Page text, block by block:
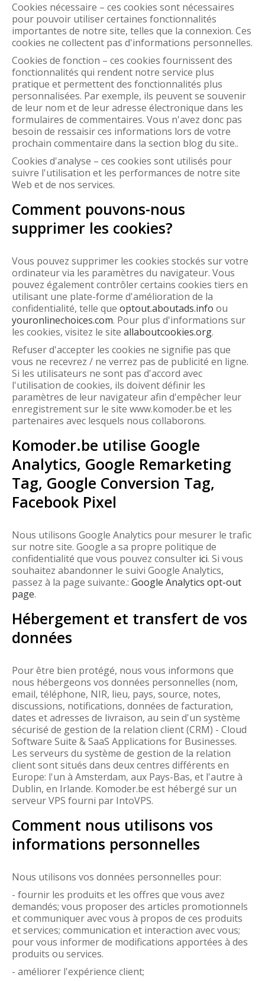
Cookies nécessaire – ces cookies sont nécessaires
pour pouvoir utiliser certaines fonctionnalités
importantes de notre site, telles que la connexion. Ces
cookies ne collectent pas d'informations personnelles.
Cookies de fonction – ces cookies fournissent des
fonctionnalités qui rendent notre service plus
pratique et permettent des fonctionnalités plus
personnalisées. Par exemple, ils peuvent se souvenir
de leur nom et de leur adresse électronique dans les
formulaires de commentaires. Vous n'avez donc pas
besoin de ressaisir ces informations lors de votre
prochain commentaire dans la section blog du site..
Cookies d'analyse – ces cookies sont utilisés pour
suivre l'utilisation et les performances de notre site
Web et de nos services.
Comment pouvons-nous
supprimer les cookies?
Vous pouvez supprimer les cookies stockés sur votre
ordinateur via les paramètres du navigateur. Vous
pouvez également contrôler certains cookies tiers en
utilisant une plate-forme d'amélioration de la
confidentialité, telle que optout.aboutads.info ou
youronlinechoices.com. Pour plus d'informations sur
les cookies, visitez le site allaboutcookies.org.
Refuser d'accepter les cookies ne signifie pas que
vous ne recevrez / ne verrez pas de publicité en ligne.
Si les utilisateurs ne sont pas d'accord avec
l'utilisation de cookies, ils doivent définir les
paramètres de leur navigateur afin d'empêcher leur
enregistrement sur le site www.komoder.be et les
partenaires avec lesquels nous collaborons.
Komoder.be utilise Google
Analytics, Google Remarketing
Tag, Google Conversion Tag,
Facebook Pixel
Nous utilisons Google Analytics pour mesurer le trafic
sur notre site. Google a sa propre politique de
confidentialité que vous pouvez consulter ici. Si vous
souhaitez abandonner le suivi Google Analytics,
passez à la page suivante.: Google Analytics opt-out
page.
Hébergement et transfert de vos
données
Pour être bien protégé, nous vous informons que
nous hébergeons vos données personnelles (nom,
email, téléphone, NIR, lieu, pays, source, notes,
discussions, notifications, données de facturation,
dates et adresses de livraison, au sein d'un système
sécurisé de gestion de la relation client (CRM) - Cloud
Software Suite & SaaS Applications for Businesses.
Les serveurs du système de gestion de la relation
client sont situés dans deux centres différents en
Europe: l'un à Amsterdam, aux Pays-Bas, et l'autre à
Dublin, en Irlande. Komoder.be est hébergé sur un
serveur VPS fourni par IntoVPS.
Comment nous utilisons vos
informations personnelles
Nous utilisons vos données personnelles pour:
- fournir les produits et les offres que vous avez
demandés; vous proposer des articles promotionnels
et communiquer avec vous à propos de ces produits
et services; communication et interaction avec vous;
pour vous informer de modifications apportées à des
produits ou services.
- améliorer l'expérience client;